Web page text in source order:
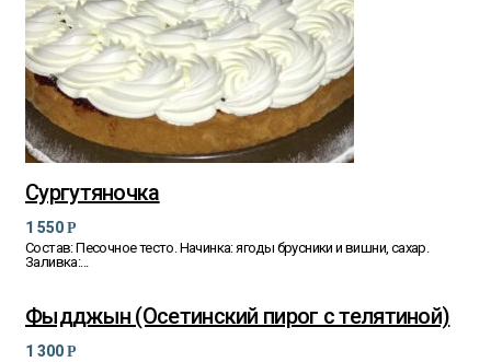
Сургутяночка
1 550 Р
Состав: Песочное тесто. Начинка: ягоды брусники и вишни, сахар.
Заливка:...
Фыдджын (Осетинский пирог с телятиной)
1 300 Р